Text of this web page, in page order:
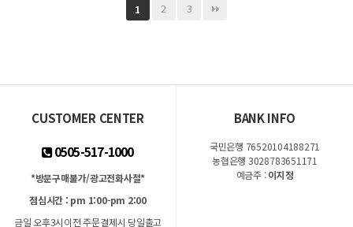
1 2 3
CUSTOMER CENTER
0505-517-1000
*방문구매불가/광고전화사절*
점심시간 : pm 1:00-pm 2:00
금일 오후3시이전 주문결제시 당일출고
BANK INFO
국민은행 76520104188271
농협은행 3028783651171
예금주 :이지정